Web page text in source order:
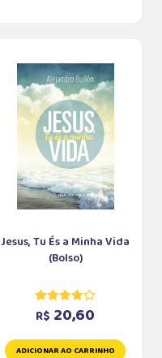
Jesus, Tu És a Minha Vida
(Bolso)
R$ 20,60
ADICIONAR AO CARRINHO